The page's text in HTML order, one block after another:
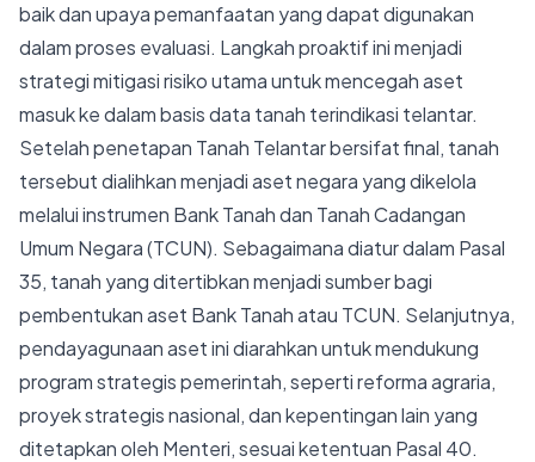
baik dan upaya pemanfaatan yang dapat digunakan
dalam proses evaluasi. Langkah proaktif ini menjadi
strategi mitigasi risiko utama untuk mencegah aset
masuk ke dalam basis data tanah terindikasi telantar.
Setelah penetapan Tanah Telantar bersifat final, tanah
tersebut dialihkan menjadi aset negara yang dikelola
melalui instrumen Bank Tanah dan Tanah Cadangan
Umum Negara (TCUN). Sebagaimana diatur dalam Pasal
35, tanah yang ditertibkan menjadi sumber bagi
pembentukan aset Bank Tanah atau TCUN. Selanjutnya,
pendayagunaan aset ini diarahkan untuk mendukung
program strategis pemerintah, seperti reforma agraria,
proyek strategis nasional, dan kepentingan lain yang
ditetapkan oleh Menteri, sesuai ketentuan Pasal 40.